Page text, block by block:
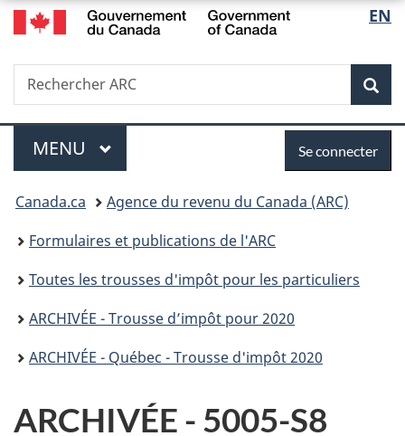
de
la
EN
Recherche
Rechercher
ARC
Menu
MENU PRINCIPAL
connecter
Se connecter
Vous
êtes
ici :
Canada.ca
Agence du revenu du Canada (ARC)
Formulaires et publications de l'ARC
Toutes les trousses d'impôt pour les particuliers
ARCHIVÉE - Trousse d’impôt pour 2020
ARCHIVÉE - Québec - Trousse d'impôt 2020
ARCHIVÉE - 5005-S8